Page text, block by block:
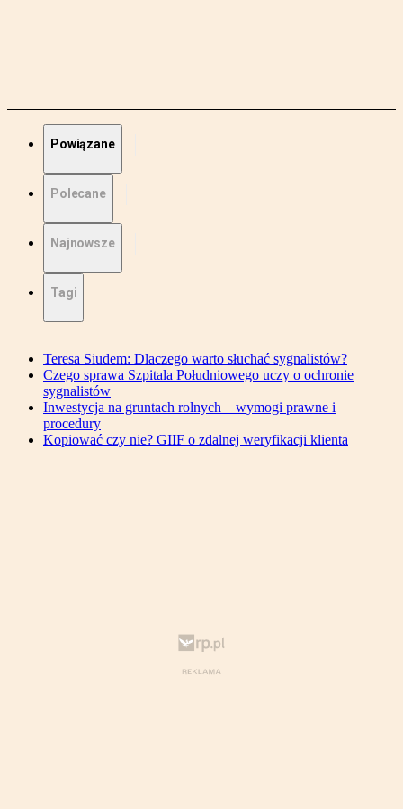
Powiązane
Polecane
Najnowsze
Tagi
Teresa Siudem: Dlaczego warto słuchać sygnalistów?
Czego sprawa Szpitala Południowego uczy o ochronie
sygnalistów
Inwestycja na gruntach rolnych – wymogi prawne i
procedury
Kopiować czy nie? GIIF o zdalnej weryfikacji klienta